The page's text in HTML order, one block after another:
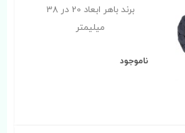
برند باهر ابعاد 20 در 38
میلیمتر
ناموجود